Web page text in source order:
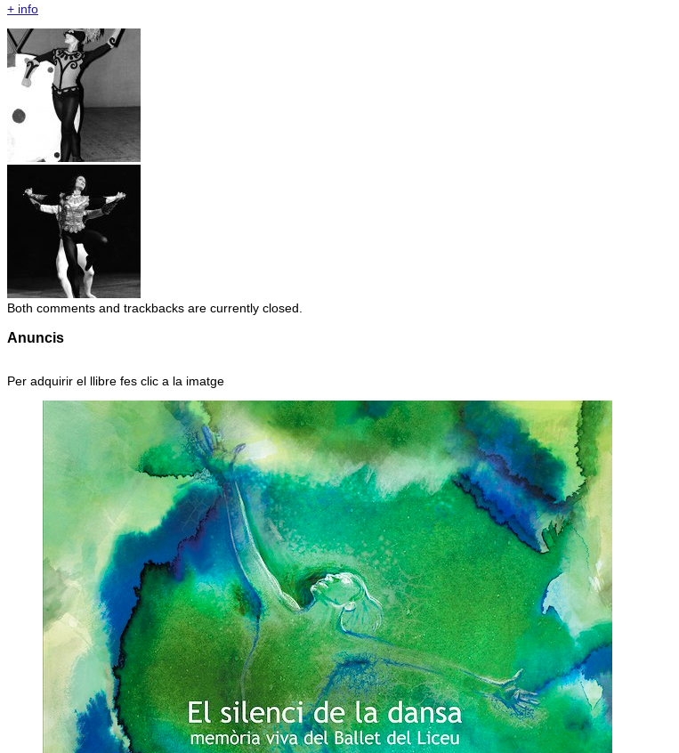
+ info
Both comments and trackbacks are currently closed.
Anuncis
Per adquirir el llibre fes clic a la imatge